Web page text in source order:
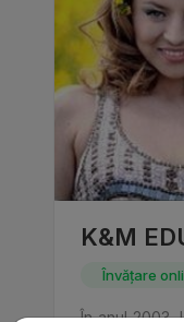
K&M
Învățare
În anul 2003,